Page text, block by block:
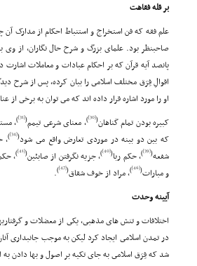
بر قله فقاهت
علم فقه که فن استخراج و استنباط احکام از مدارک
صاحبنظر بود. علماى بزرگ و شرح حال نگاران، از وى
پانصد آیه قرآن که بر احکام عبادات و معاملات
اقوالِ فِرَق مختلف اسلامى را بیان کرده، پس از شرح
او را مورد اشاره قرار داده اند که مى توان به برخى از
کبیره بودن تمام گناهان(
[30]
)، معناى شرعى تیمم(
[31]
)،
که بین دو بینه در موردى تعارض واقع مى شود(
[34]
)،
شفعه(
[39]
)، حکم ربا(
[40]
)، جزیه نگرفتن از صابئین(
[41]
)،
و مبارات(
[46]
)، مراد از خوف شقاق(
[47]
)
.
آیینه وحدت
اختلافات و تنش هاى مذهبى، یکى از معضلات و
در تمدن اسلامى ایجاد کرد لیکن به موجب
شد که فِرَق اسلامى به جاى تکیه بر اصول و بها دادن به